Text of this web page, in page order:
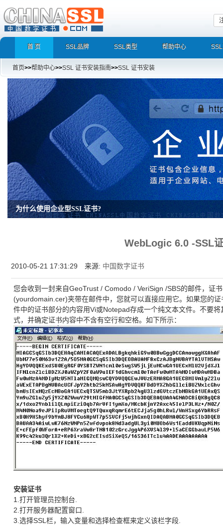
首 页 SSL品牌 SSL类型 帮助中心
首页>>帮助中心>>SSL 证书安装指南>>SSL 证书安装
为什么使用企业型SSL证书?
WebLogic 6.0 -SSL
2010-05-21 17:31:29 来源: 中国数字证书
您会收到一封来自GeoTrust / Comodo / VeriSign /SBS的邮件，证
(yourdomain.cer)夹带在邮件中，您就可以直接应用它。如果您的
件中的证书部分的内容用Vi或Notepad存成一个纯文本文件。不要
式，并确定证书内容中不含有空行和空格。如下所示：
安装证书
1.打开管理员控制台.
2.打开服务器配置窗口.
3.选择SSL栏，输入变量和选择检查框来定义该栏字段.